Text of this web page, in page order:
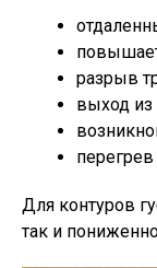
разрыв
выход из
перегрев
Для контуров
так и